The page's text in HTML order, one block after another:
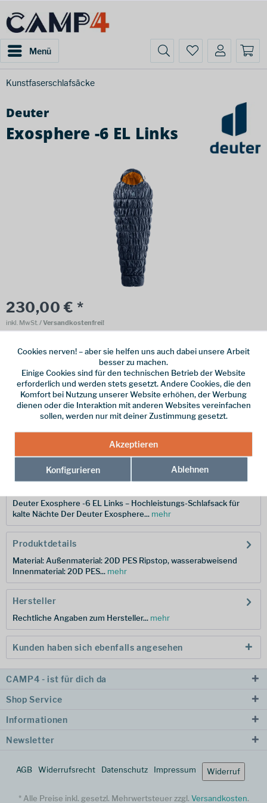
Menü
Kunstfaserschlafsäcke
Deuter
Exosphere -6 EL Links
230,00 € *
inkl. MwSt./ Versandkostenfrei!
vorrätig | Lieferzeit 1-3 Werktage
In denWarenkorb
Merken
3704825-3921-1
Deuter Exosphere -6 EL Links – Hochleistungs-Schlafsack für
kalte Nächte Der Deuter Exosphere... mehr
Produktdetails
Material: Außenmaterial: 20D PES Ripstop, wasserabweisend
Innenmaterial: 20D PES... mehr
Hersteller
Rechtliche Angaben zum Hersteller... mehr
Kunden haben sich ebenfalls angesehen
CAMP4 - ist für dich da
Shop Service
Informationen
Newsletter
AGB Widerrufsrecht Datenschutz Impressum Widerruf
* Alle Preise inkl. gesetzl. Mehrwertsteuer zzgl. Versandkosten.
Cookies nerven! – aber sie helfen uns auch dabei unsere Arbeit
besser zu machen.
Einige Cookies sind für den technischen Betrieb der Website
erforderlich und werden stets gesetzt. Andere Cookies, die den
Komfort bei Nutzung unserer Website erhöhen, der Werbung
dienen oder die Interaktion mit anderen Websites vereinfachen
sollen, werden nur mit deiner Zustimmung gesetzt.
Akzeptieren
Konfigurieren Ablehnen